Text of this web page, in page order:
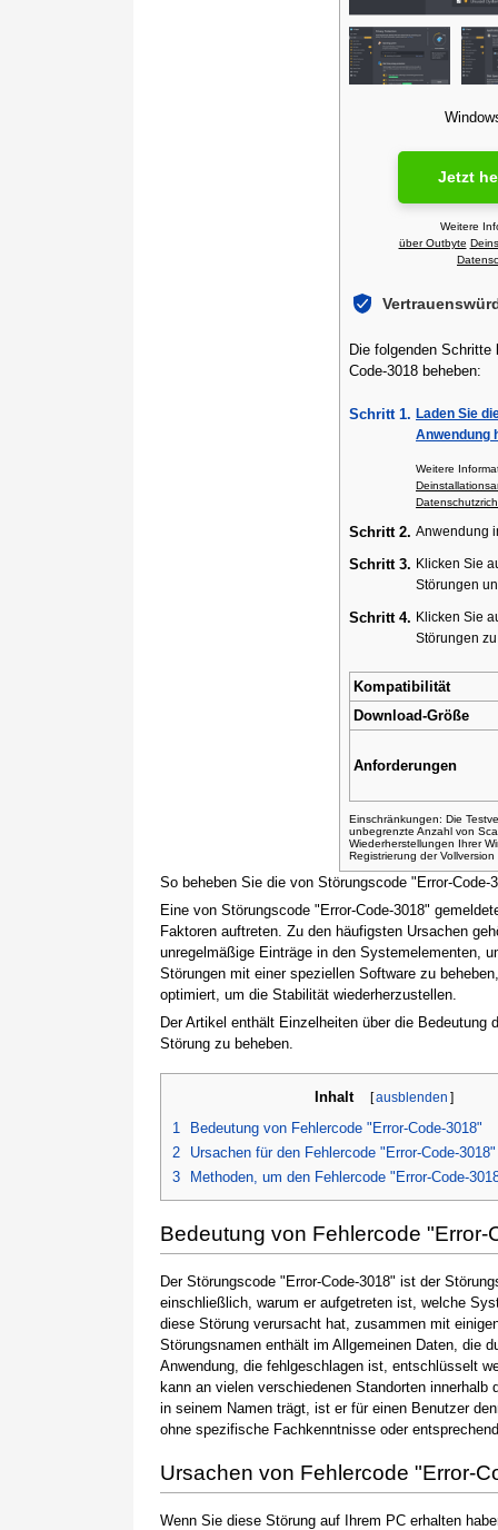
So beheben Sie die von Störungscode "Error-Code-
Eine von Störungscode "Error-Code-3018"
Faktoren auftreten. Zu den häufigsten Ursachen
unregelmäßige Einträge in den Systemelementen,
Störungen mit einer speziellen Software zu
optimiert, um die Stabilität wiederherzustellen.
Der Artikel enthält Einzelheiten über die
Störung zu beheben.
Inhalt [ausblenden ]
1
Bedeutung von Fehlercode "Error-Code-3018"
2
Ursachen für den Fehlercode "Error-Code-3018"
3
Methoden, um den Fehlercode "Error-Code-
Bedeutung von Fehlercode "Error-
Der Störungscode "Error-Code-3018" ist der
einschließlich, warum er aufgetreten ist, welche
diese Störung verursacht hat, zusammen mit
Störungsnamen enthält im Allgemeinen Daten, die
Anwendung, die fehlgeschlagen ist, entschlüsselt
kann an vielen verschiedenen Standorten
in seinem Namen trägt, ist er für einen Benutzer
ohne spezifische Fachkenntnisse oder
Ursachen von Fehlercode "Error-
Wenn Sie diese Störung auf Ihrem PC erhalten
Jetzt
Weitere
über Outbyte
Die folgenden Schritte
Code-3018 beheben:
Schritt 1. Laden Sie
Anwendung
Weitere
Schritt 2. Anwendung
Schritt 3. Klicken Sie
Störungen
Schritt 4. Klicken Sie
Störungen
Kompatibilität
Download-Größe
Anforderungen
Einschränkungen: Die
unbegrenzte Anzahl von
Wiederherstellungen Ihrer
Registrierung der